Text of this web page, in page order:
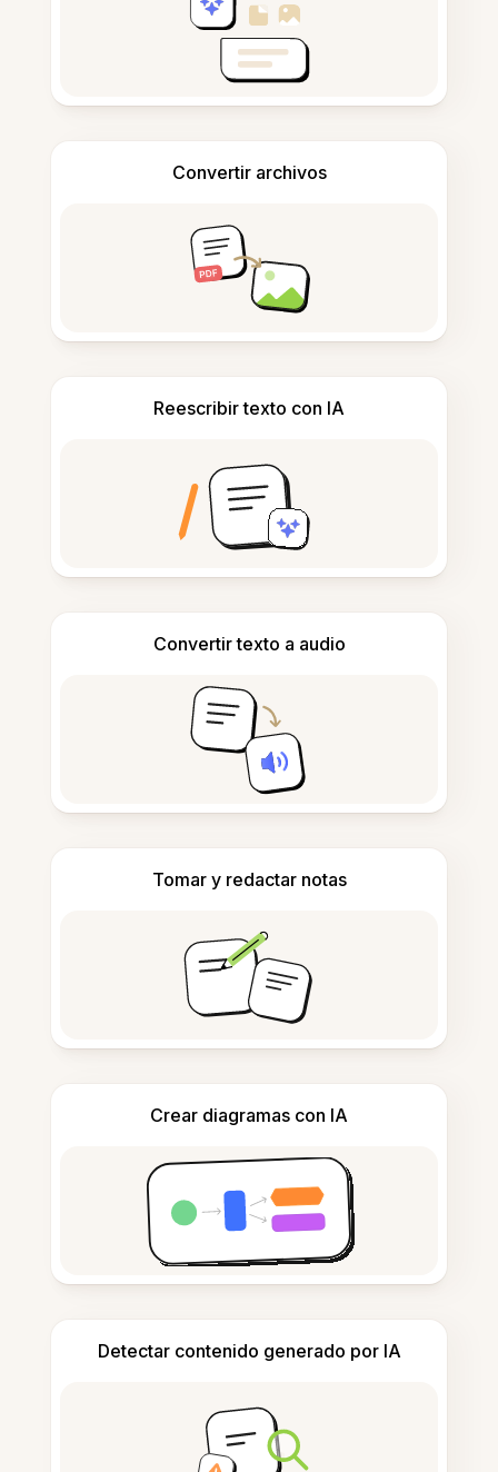
Convertir archivos
Reescribir texto con IA
Convertir texto a audio
Tomar y redactar notas
Crear diagramas con IA
Detectar contenido generado por IA